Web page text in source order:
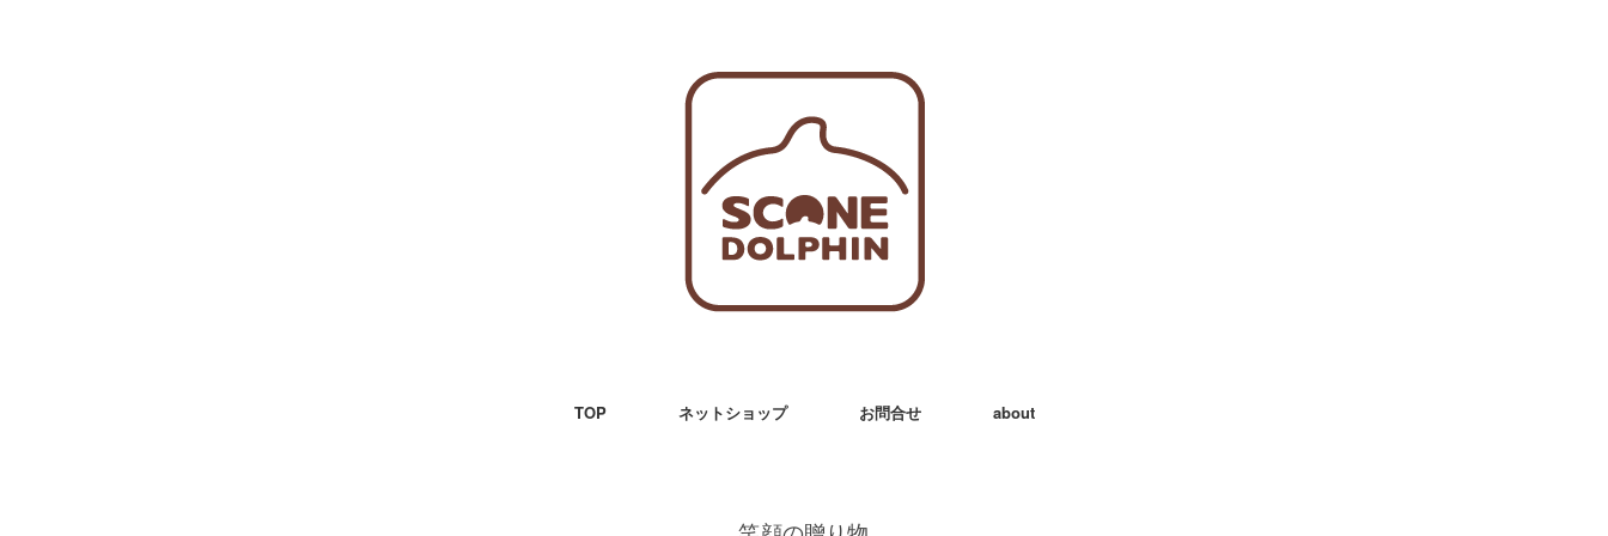
TOP ネットショップ お問合せ about